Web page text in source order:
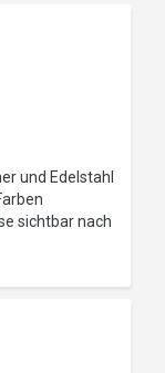
und Edelstahl
sichtbar nach